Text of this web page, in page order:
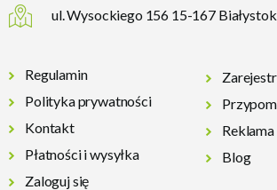
ul. Wysockiego 156 15-167 Białystok
Regulamin
Polityka prywatności
Kontakt
Płatności i wysyłka
Zaloguj się
Reklama
Blog